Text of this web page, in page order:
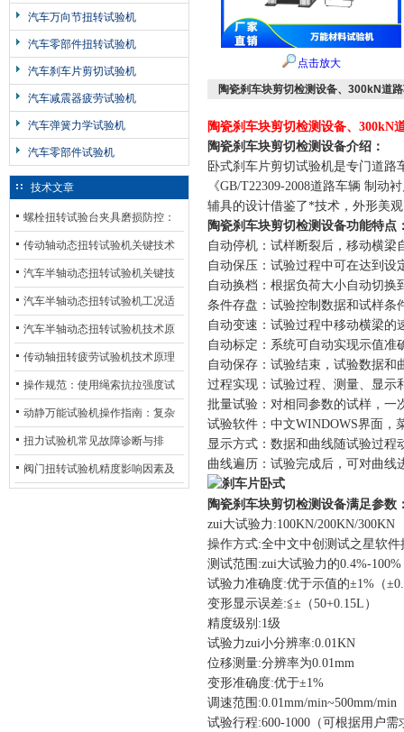
汽车万向节扭转试验机
汽车零部件扭转试验机
汽车刹车片剪切试验机
汽车减震器疲劳试验机
汽车弹簧力学试验机
汽车零部件试验机
技术文章
螺栓扭转试验台夹具磨损防控：
材质选型与表面处理的耐用性优
化
传动轴动态扭转试验机关键技术
及产业落地应用
汽车半轴动态扭转试验机关键技
术及产业落地应用
汽车半轴动态扭转试验机工况适
配与质控应用探析
汽车半轴动态扭转试验机技术原
理与行业应用
传动轴扭转疲劳试验机技术原理
与行业应用
操作规范：使用绳索抗拉强度试
验机的完整测试步骤
动静万能试验机操作指南：复杂
动态测试的标准化流程
扭力试验机常见故障诊断与排
除：从传感器信号异常到机械传
阀门扭转试验机精度影响因素及
点击放大
陶瓷刹车块剪切检测设备、300kN道
陶瓷刹车块剪切检测设备、300kN
陶瓷刹车块剪切检测设备介绍：
卧式刹车片剪切试验机是专门道
《GB/T22309-2008道路车辆 制
辅具的设计借鉴了*技术，外形美
陶瓷刹车块剪切检测设备功能特点
自动停机：试样断裂后，移动横梁
自动保压：试验过程中可在达到
自动换档：根据负荷大小自动切
条件存盘：试验控制数据和试样条
自动变速：试验过程中移动横梁
自动标定：系统可自动实现示值准
自动保存：试验结束，试验数据和
过程实现：试验过程、测量、显示
批量试验：对相同参数的试样，一
试验软件：中文WINDOWS界面，
显示方式：数据和曲线随试验过程
曲线遍历：试验完成后，可对曲线
陶瓷刹车块剪切检测设备满足参数
zui大试验力:100KN/200KN/300KN
操作方式:全中文中创测试之星软件
测试范围:zui大试验力的0.4%-100%
试验力准确度:优于示值的±1%（
变形显示误差:≦±（50+0.15L）
精度级别:1级
试验力zui小分辨率:0.01KN
位移测量:分辨率为0.01mm
变形准确度:优于±1%
调速范围:0.01mm/min~500mm/min
试验行程:600-1000（可根据用户需